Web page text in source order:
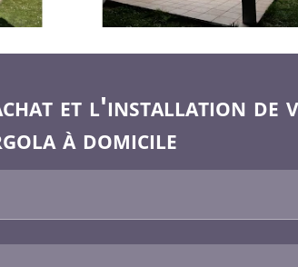
et l'installation de
à domicile